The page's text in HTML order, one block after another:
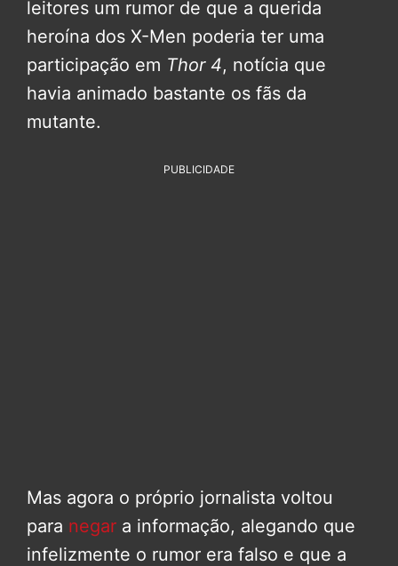
leitores um rumor de que a querida
heroína dos X-Men poderia ter uma
participação em Thor 4, notícia que
havia animado bastante os fãs da
mutante.
PUBLICIDADE
Mas agora o próprio jornalista voltou
para negar a informação, alegando que
infelizmente o rumor era falso e que a